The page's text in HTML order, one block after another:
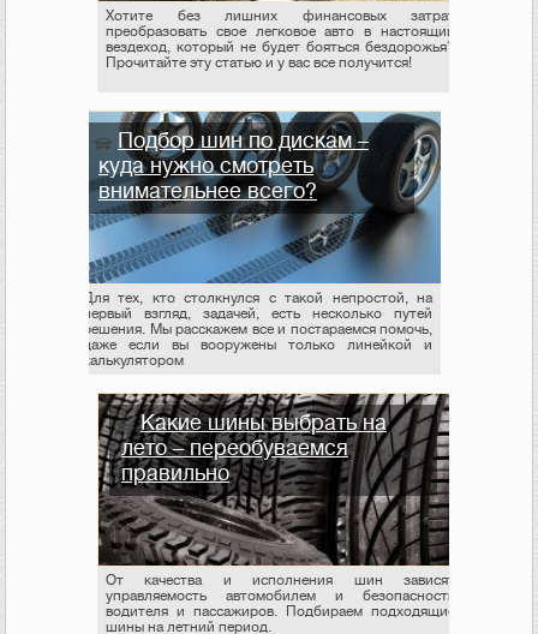
Хотите без лишних финансовых затрат
преобразовать свое легковое авто в настоящий
вездеход, который не будет бояться бездорожья?
Прочитайте эту статью и у вас все получится!
Подбор шин по дискам –
куда нужно смотреть
внимательнее всего?
Для тех, кто столкнулся с такой непростой, на
первый взгляд, задачей, есть несколько путей
решения. Мы расскажем все и постараемся помочь,
даже если вы вооружены только линейкой и
калькулятором
Какие шины выбрать на
лето – переобуваемся
правильно
От качества и исполнения шин зависят
управляемость автомобилем и безопасность
водителя и пассажиров. Подбираем подходящие
шины на летний период.